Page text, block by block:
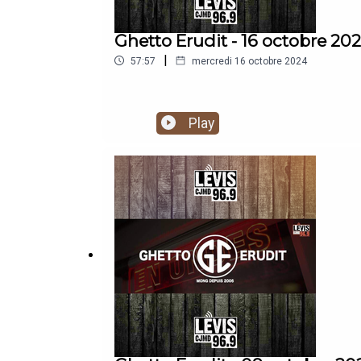
Ghetto Erudit - 16 octobre
57:57 | mercredi 16 octobre 2024
Play